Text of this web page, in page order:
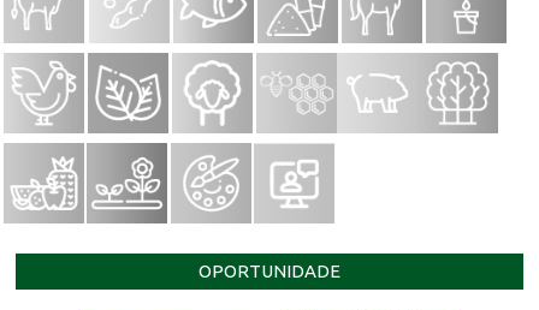
OPORTUNIDADE